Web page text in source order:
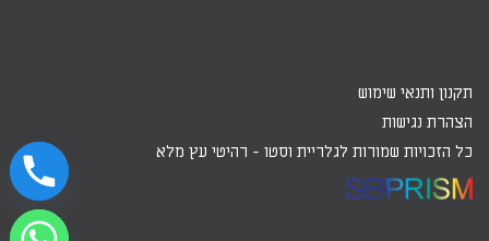
תקנון ותנאי שימוש
הצהרת נגישות
כל הזכויות שמורות לגלריית וסטו - רהיטי עץ מלא